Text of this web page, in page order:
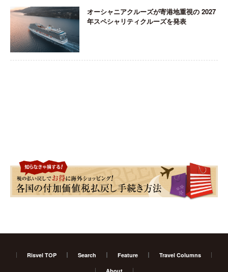
オーシャニアクルーズが寄港地重視の 2027
年スペシャリティクルーズを発表
Risvel TOP Search Feature Travel Columns